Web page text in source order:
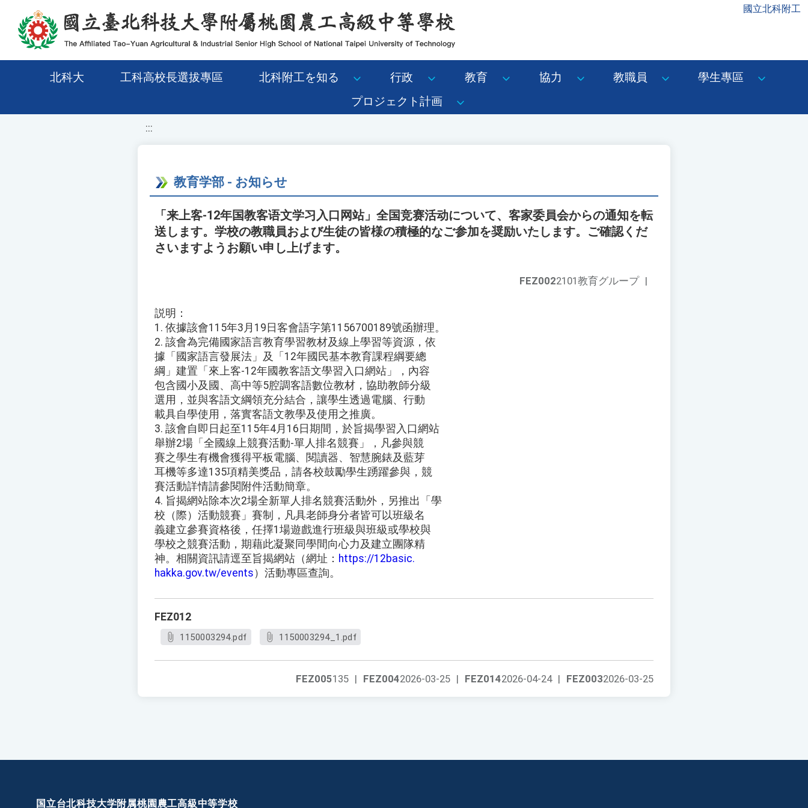
移至網頁之主要內容區位置 國立北科附工
北科大 工科高校長選拔專區 北科附工を知る 行政 教育 協力 教職員
學生專區
プロジェクト計画
:::
教育学部 - お知らせ
「来上客-12年国教客语文学习入口网站」全国竞赛活动について、客家委員会からの通知を転
送します。学校の教職員および生徒の皆様の積極的なご参加を奨励いたします。ご確認くだ
さいますようお願い申し上げます。
FEZ0022101教育グループ |
説明：
1. 依據該會115年3月19日客會語字第1156700189號函辦理。
2. 該會為完備國家語言教育學習教材及線上學習等資源，依
據「國家語言發展法」及「12年國民基本教育課程綱要總
綱」建置「來上客-12年國教客語文學習入口網站」，內容
包含國小及國、高中等5腔調客語數位教材，協助教師分級
選用，並與客語文綱領充分結合，讓學生透過電腦、行動
載具自學使用，落實客語文教學及使用之推廣。
3. 該會自即日起至115年4月16日期間，於旨揭學習入口網站
舉辦2場「全國線上競賽活動-單人排名競賽」，凡參與競
賽之學生有機會獲得平板電腦、閱讀器、智慧腕錶及藍芽
耳機等多達135項精美獎品，請各校鼓勵學生踴躍參與，競
賽活動詳情請參閱附件活動簡章。
4. 旨揭網站除本次2場全新單人排名競賽活動外，另推出「學
校（際）活動競賽」賽制，凡具老師身分者皆可以班級名
義建立參賽資格後，任擇1場遊戲進行班級與班級或學校與
學校之競賽活動，期藉此凝聚同學間向心力及建立團隊精
神。相關資訊請逕至旨揭網站（網址： https://12basic.
hakka.gov.tw/events ）活動專區查詢。
FEZ012
1150003294.pdf 1150003294_1.pdf
FEZ0032026-03-25
FEZ0142026-04-24 |
FEZ0042026-03-25 |
FEZ005135 |
国立台北科技大学附属桃園農工高級中等学校